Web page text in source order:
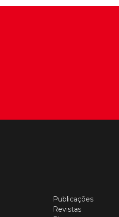
Publicações
Revistas